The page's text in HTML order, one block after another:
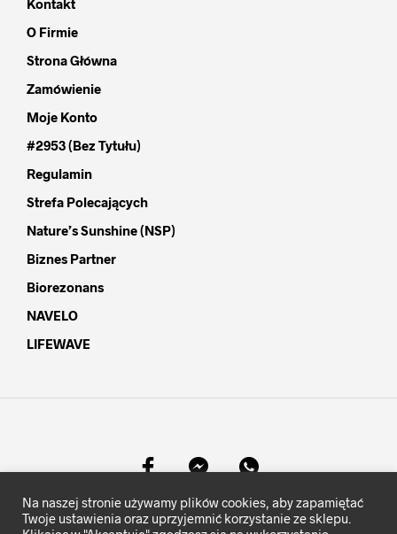
Kontakt
O Firmie
Strona Główna
Zamówienie
Moje Konto
#2953 (bez Tytułu)
Regulamin
Strefa Polecających
Nature’s Sunshine (NSP)
Biznes Partner
Biorezonans
NAVELO
LIFEWAVE
© MocKomfortu.pl- Wszelkie prawa zastrzeżone.
Na naszej stronie używamy plików cookies, aby zapamiętać
Twoje ustawienia oraz uprzyjemnić korzystanie ze sklepu.